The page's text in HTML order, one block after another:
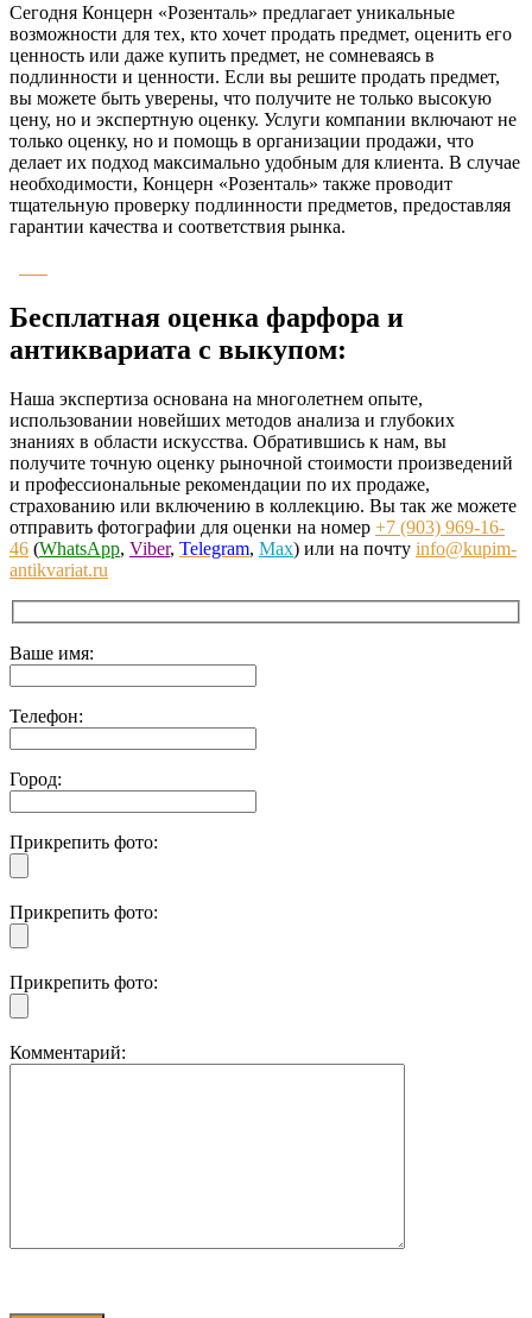
Сегодня Концерн «Розенталь» предлагает уникальные
возможности для тех, кто хочет продать предмет, оценить его
ценность или даже купить предмет, не сомневаясь в
подлинности и ценности. Если вы решите продать предмет,
вы можете быть уверены, что получите не только высокую
цену, но и экспертную оценку. Услуги компании включают не
только оценку, но и помощь в организации продажи, что
делает их подход максимально удобным для клиента. В случае
необходимости, Концерн «Розенталь» также проводит
тщательную проверку подлинности предметов, предоставляя
гарантии качества и соответствия рынка.
Бесплатная оценка фарфора и
антиквариата с выкупом:
Наша экспертиза основана на многолетнем опыте,
использовании новейших методов анализа и глубоких
знаниях в области искусства. Обратившись к нам, вы
получите точную оценку рыночной стоимости произведений
и профессиональные рекомендации по их продаже,
страхованию или включению в коллекцию. Вы так же можете
отправить фотографии для оценки на номер +7 (903) 969-16-
46 (WhatsApp, Viber, Telegram, Max) или на почту info@kupim-
antikvariat.ru
Ваше имя:
Телефон:
Город:
Прикрепить фото:
Прикрепить фото:
Прикрепить фото:
Комментарий: